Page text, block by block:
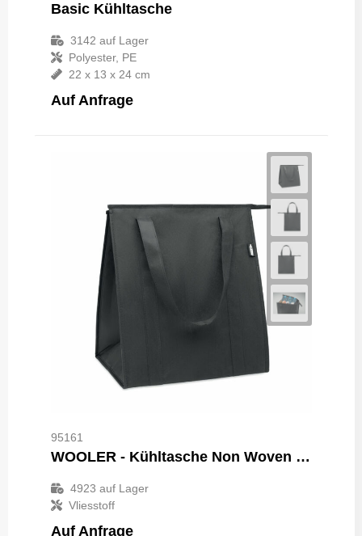
Basic Kühltasche
3142 auf Lager
Polyester, PE
22 x 13 x 24 cm
Auf Anfrage
95161
WOOLER - Kühltasche Non Woven RPET
4923 auf Lager
Vliesstoff
Auf Anfrage